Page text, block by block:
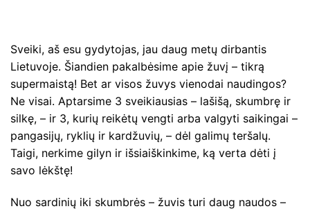
Sveiki, aš esu gydytojas, jau daug metų dirbantis
Lietuvoje. Šiandien pakalbėsime apie žuvį – tikrą
supermaistą! Bet ar visos žuvys vienodai naudingos?
Ne visai. Aptarsime 3 sveikiausias – lašišą, skumbrę ir
silkę, – ir 3, kurių reikėtų vengti arba valgyti saikingai –
pangasijų, ryklių ir kardžuvių, – dėl galimų teršalų.
Taigi, nerkime gilyn ir išsiaiškinkime, ką verta dėti į
savo lėkštę!
Nuo sardinių iki skumbrės – žuvis turi daug naudos –